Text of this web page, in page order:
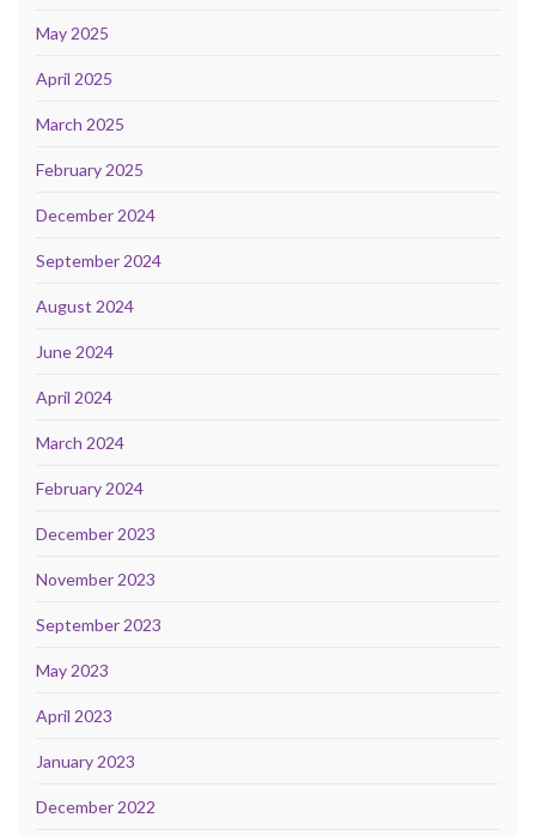
May 2025
April 2025
March 2025
February 2025
December 2024
September 2024
August 2024
June 2024
April 2024
March 2024
February 2024
December 2023
November 2023
September 2023
May 2023
April 2023
January 2023
December 2022